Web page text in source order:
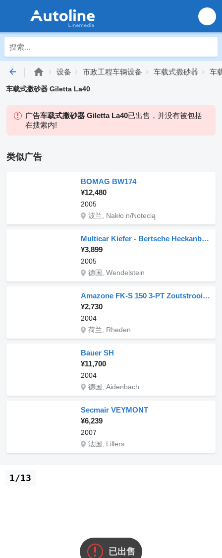
设备 市政工程车辆设备 车载式撒砂器 车
车载式撒砂器 Giletta La40
广告车载式撒砂器 Giletta La40已出售，并没有被包括
在搜索内!
类似广告
BOMAG BW174
¥12,480
2005
波兰, Nakło n/Notecią
Multicar Kiefer - Bertsche Heckanbaustreuer für Multicar Boki Ladog Hansa
¥3,899
2005
德国, Wendelstein
Amazone FK-S 150 3-PT Zoutstrooier, Salzstreuer
¥2,730
2004
荷兰, Rheden
Bauer SH
¥11,700
2004
德国, Aidenbach
Secmair VEYMONT
¥6,239
2007
法国, Lillers
已出售
1/13